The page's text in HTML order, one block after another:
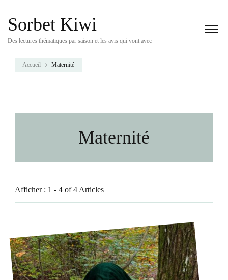
Sorbet Kiwi
Des lectures thématiques par saison et les avis qui vont avec
Accueil Maternité
Maternité
Afficher : 1 - 4 of 4 Articles